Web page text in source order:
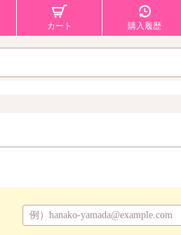
カート 購入履歴